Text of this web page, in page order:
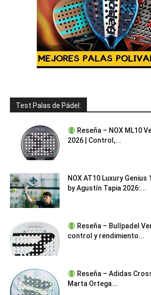
Test Palas de Pádel:
Reseña – NOX ML10
2026 | Control,...
NOX AT10 Luxury
by Agustín Tapia 2026:...
Reseña – Bullpadel
control y rendimiento...
Reseña – Adidas
Marta Ortega...